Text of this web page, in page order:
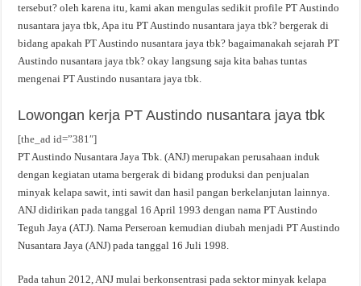
tersebut? oleh karena itu, kami akan mengulas sedikit profile PT Austindo
nusantara jaya tbk, Apa itu PT Austindo nusantara jaya tbk? bergerak di
bidang apakah PT Austindo nusantara jaya tbk? bagaimanakah sejarah PT
Austindo nusantara jaya tbk? okay langsung saja kita bahas tuntas
mengenai PT Austindo nusantara jaya tbk.
Lowongan kerja PT Austindo nusantara jaya tbk
[the_ad id=”381″]
PT Austindo Nusantara Jaya Tbk. (ANJ) merupakan perusahaan induk
dengan kegiatan utama bergerak di bidang produksi dan penjualan
minyak kelapa sawit, inti sawit dan hasil pangan berkelanjutan lainnya.
ANJ didirikan pada tanggal 16 April 1993 dengan nama PT Austindo
Teguh Jaya (ATJ). Nama Perseroan kemudian diubah menjadi PT Austindo
Nusantara Jaya (ANJ) pada tanggal 16 Juli 1998.
Pada tahun 2012, ANJ mulai berkonsentrasi pada sektor minyak kelapa